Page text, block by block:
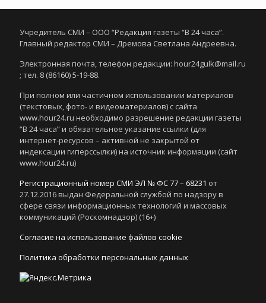
Учредитель СМИ – ООО “Редакция газеты “В 24 часа”.
Главный редактор СМИ – Дремова Светлана Андреевна.
Электронная почта, телефон редакции: hour24gulk@mail.ru
; тел. 8 (86160) 5-19-88.
При полном или частичном использовании материалов
(текстовых, фото- и видеоматериалов) с сайта
www.hour24.ru необходимо разрешение редакции газеты
“В 24 часа” и обязательное указание ссылки (для
интернет-ресурсов – активной не закрытой от
индексации гиперссылки) на источник информации (сайт
www.hour24.ru)
Регистрационный номер СМИ ЭЛ № ФС 77 – 68231 от
27.12.2016 выдан Федеральной службой по надзору в
сфере связи информационных технологий и массовых
коммуникаций (Роскомнадзор) (16+)
Согласие на использование файлов cookie
Политика обработки персональных данных